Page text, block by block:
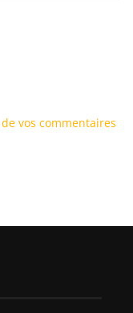
vos commentaires